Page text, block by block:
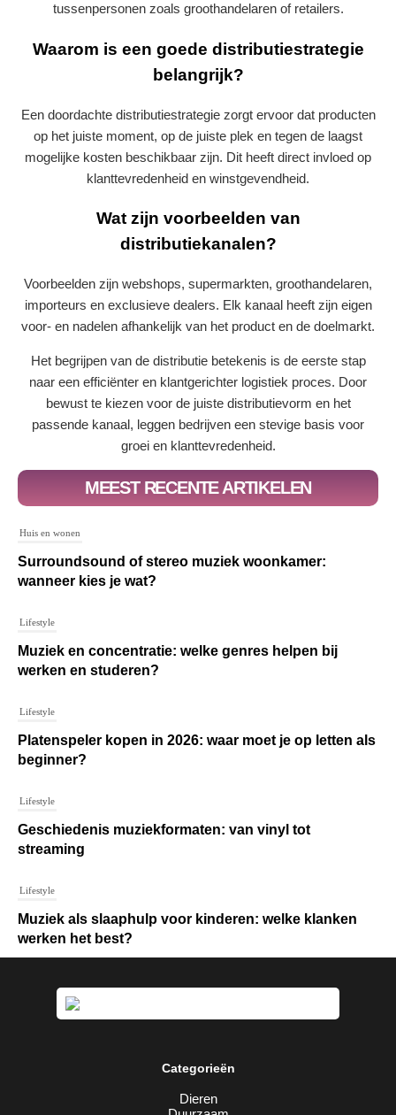
tussenpersonen zoals groothandelaren of retailers.
Waarom is een goede distributiestrategie
belangrijk?
Een doordachte distributiestrategie zorgt ervoor dat producten
op het juiste moment, op de juiste plek en tegen de laagst
mogelijke kosten beschikbaar zijn. Dit heeft direct invloed op
klanttevredenheid en winstgevendheid.
Wat zijn voorbeelden van
distributiekanalen?
Voorbeelden zijn webshops, supermarkten, groothandelaren,
importeurs en exclusieve dealers. Elk kanaal heeft zijn eigen
voor- en nadelen afhankelijk van het product en de doelmarkt.
Het begrijpen van de distributie betekenis is de eerste stap
naar een efficiënter en klantgerichter logistiek proces. Door
bewust te kiezen voor de juiste distributievorm en het
passende kanaal, leggen bedrijven een stevige basis voor
groei en klanttevredenheid.
MEEST RECENTE ARTIKELEN
Huis en wonen
Surroundsound of stereo muziek woonkamer:
wanneer kies je wat?
Lifestyle
Muziek en concentratie: welke genres helpen bij
werken en studeren?
Lifestyle
Platenspeler kopen in 2026: waar moet je op letten als
beginner?
Lifestyle
Geschiedenis muziekformaten: van vinyl tot
streaming
Lifestyle
Muziek als slaaphulp voor kinderen: welke klanken
werken het best?
Categorieën
Dieren